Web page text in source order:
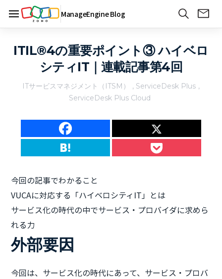
ManageEngine Blog
ITIL®4の重要ポイント③ ハイベロ
シティIT｜連載記事第4回
ITサービスマネジメント（ITSM） , ServiceDesk Plus ,
ServiceDesk Plus Cloud
今回の記事でわかること
VUCAに対応する「ハイベロシティIT」とは
サービス化の時代の中でサービス・プロバイダに求めら
れる力
外部要因
今回は、サービス化の時代にあって、サービス・プロバ